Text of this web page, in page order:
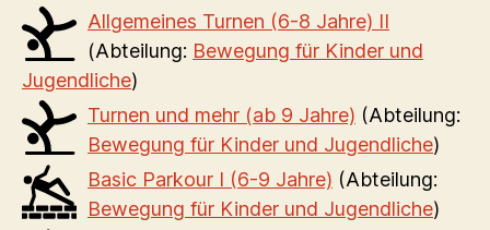
Allgemeines Turnen (6-8 Jahre) II
(Abteilung: Bewegung für Kinder und
Jugendliche)
Turnen und mehr (ab 9 Jahre) (Abteilung:
Bewegung für Kinder und Jugendliche)
Basic Parkour I (6-9 Jahre) (Abteilung:
Bewegung für Kinder und Jugendliche)